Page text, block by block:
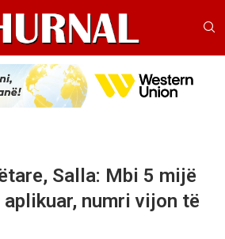
Salla: Mbi 5 mijë
numri vijon të